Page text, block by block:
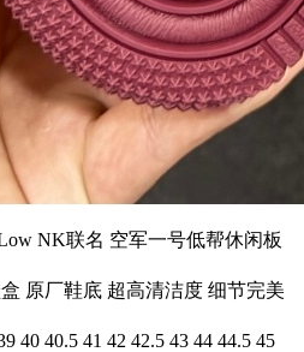
NK联名 空军一号低帮休闲板
原厂鞋底 超高清洁度 细节完美
40 40.5 41 42 42.5 43 44 44.5 45